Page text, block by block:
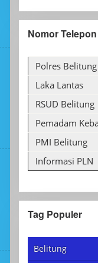
Nomor
Polres Belitung
Laka Lantas
RSUD Belitung
Pemadam
PMI Belitung
Informasi PLN
Tag Populer
Belitung